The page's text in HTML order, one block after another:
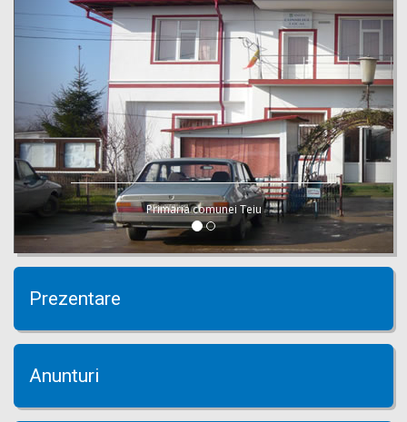
Primaria comunei Teiu
Prezentare
Anunturi